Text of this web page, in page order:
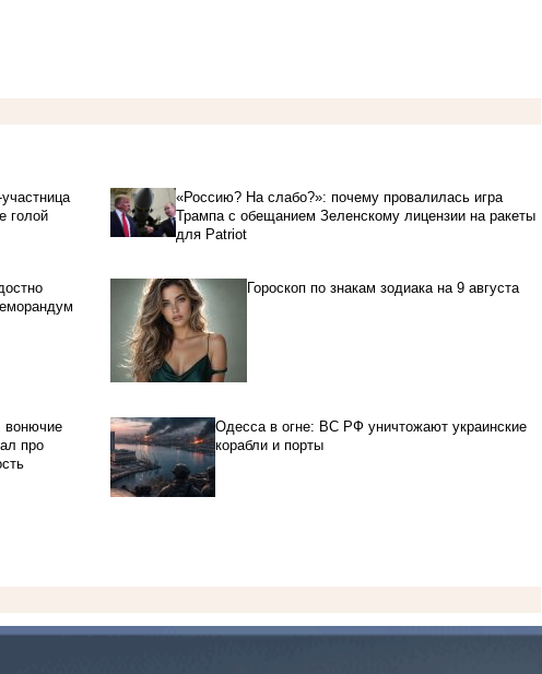
голой
«Россию? На слабо?»: почему провалилась игра
Трампа с обещанием Зеленскому лицензии на ракеты
для Patriot
Гороскоп по знакам зодиака на 9 августа
вонючие
про
Одесса в огне: ВС РФ уничтожают украинские
корабли и порты